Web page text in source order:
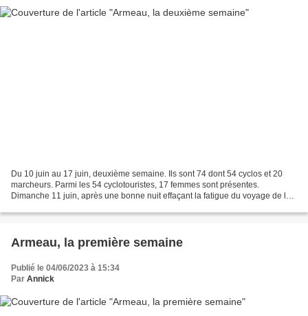
Du 10 juin au 17 juin, deuxième semaine. Ils sont 74 dont 54 cyclos et 20
marcheurs. Parmi les 54 cyclotouristes, 17 femmes sont présentes.
Dimanche 11 juin, après une bonne nuit effaçant la fatigue du voyage de la
Armeau, la première semaine
Publié le 04/06/2023 à 15:34
Par Annick